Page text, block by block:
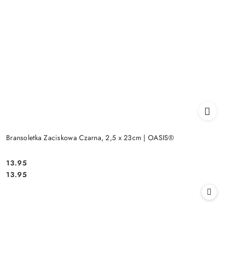
Bransoletka Zaciskowa Czarna, 2,5 x 23cm | OASIS®
Cena:
13.95
Cena:
13.95